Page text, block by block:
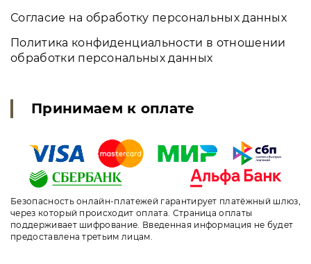
Согласие на обработку персональных данных
Политика конфиденциальности в отношении
обработки персональных данных
Принимаем к оплате
Безопасность онлайн-платежей гарантирует платёжный шлюз,
через который происходит оплата. Страница оплаты
поддерживает шифрование. Введенная информация не будет
предоставлена третьим лицам.